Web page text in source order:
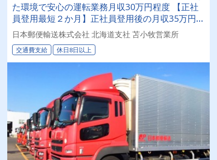
た環境で安心の運転業務月収30万円程度 【正社
員登用最短２か月】正社員登用後の月収35万円程
度！
日本郵便輸送株式会社 北海道支社 苫小牧営業所
交通費支給 休日8日以上